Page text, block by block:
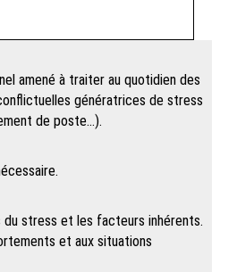
amené à traiter au quotidien des
génératrices de stress
de poste…).
stress et les facteurs inhérents.
et aux situations